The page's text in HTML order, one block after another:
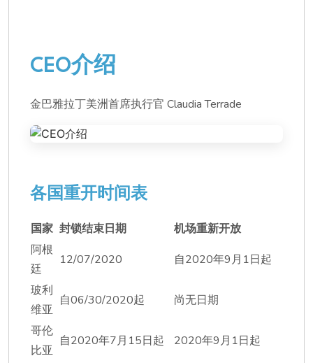
CEO介绍
金巴雅拉丁美洲首席执行官 Claudia Terrade
各国重开时间表
国家 封锁结束日期
机场重新开放
阿根
廷
12/07/2020
自2020年9月1日起
玻利
维亚
自06/30/2020起
尚无日期
哥伦
比亚
自2020年7月15日起 2020年9月1日起